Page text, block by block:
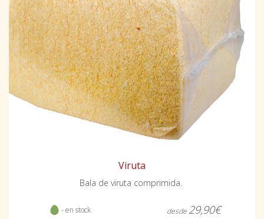
Viruta
Bala de viruta comprimida.
- en stock desde 29,90€